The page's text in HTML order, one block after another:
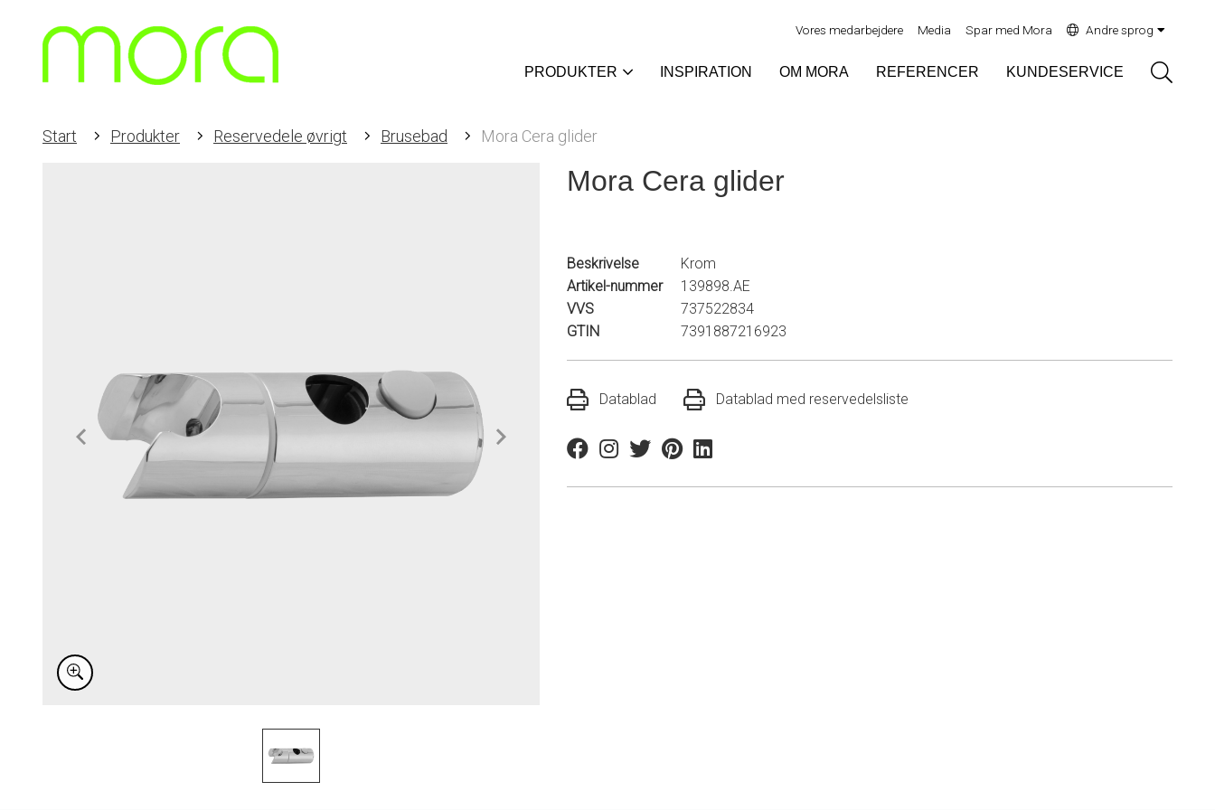
Vores medarbejdere Media Spar med Mora Andre sprog
PRODUKTER INSPIRATION OM MORA REFERENCER KUNDESERVICE
Start Produkter Reservedele øvrigt Brusebad Mora Cera glider
Mora Cera glider
Beskrivelse
Krom
Artikel-nummer
139898.AE
VVS
737522834
GTIN
7391887216923
Datablad Datablad med reservedelsliste
FacebookInstagram
TwitterPinterestLinkedin